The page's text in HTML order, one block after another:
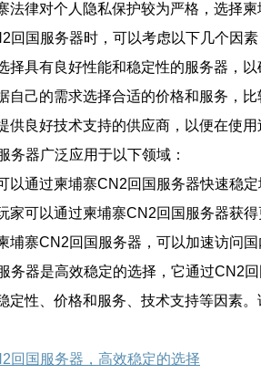
法律对个人隐私保护较为严格，选择
回国服务器时，可以考虑以下几个因素
择具有良好性能和稳定性的服务器，
自己的需求选择合适的价格和服务，
供良好技术支持的供应商，以便在使
务器广泛应用于以下领域：
以通过柬埔寨CN2回国服务器快速稳
家可以通过柬埔寨CN2回国服务器获
埔寨CN2回国服务器，可以加速访问
务器是高效稳定的选择，它通过CN2
定性、价格和服务、技术支持等因素
回国服务器，高效稳定的选择